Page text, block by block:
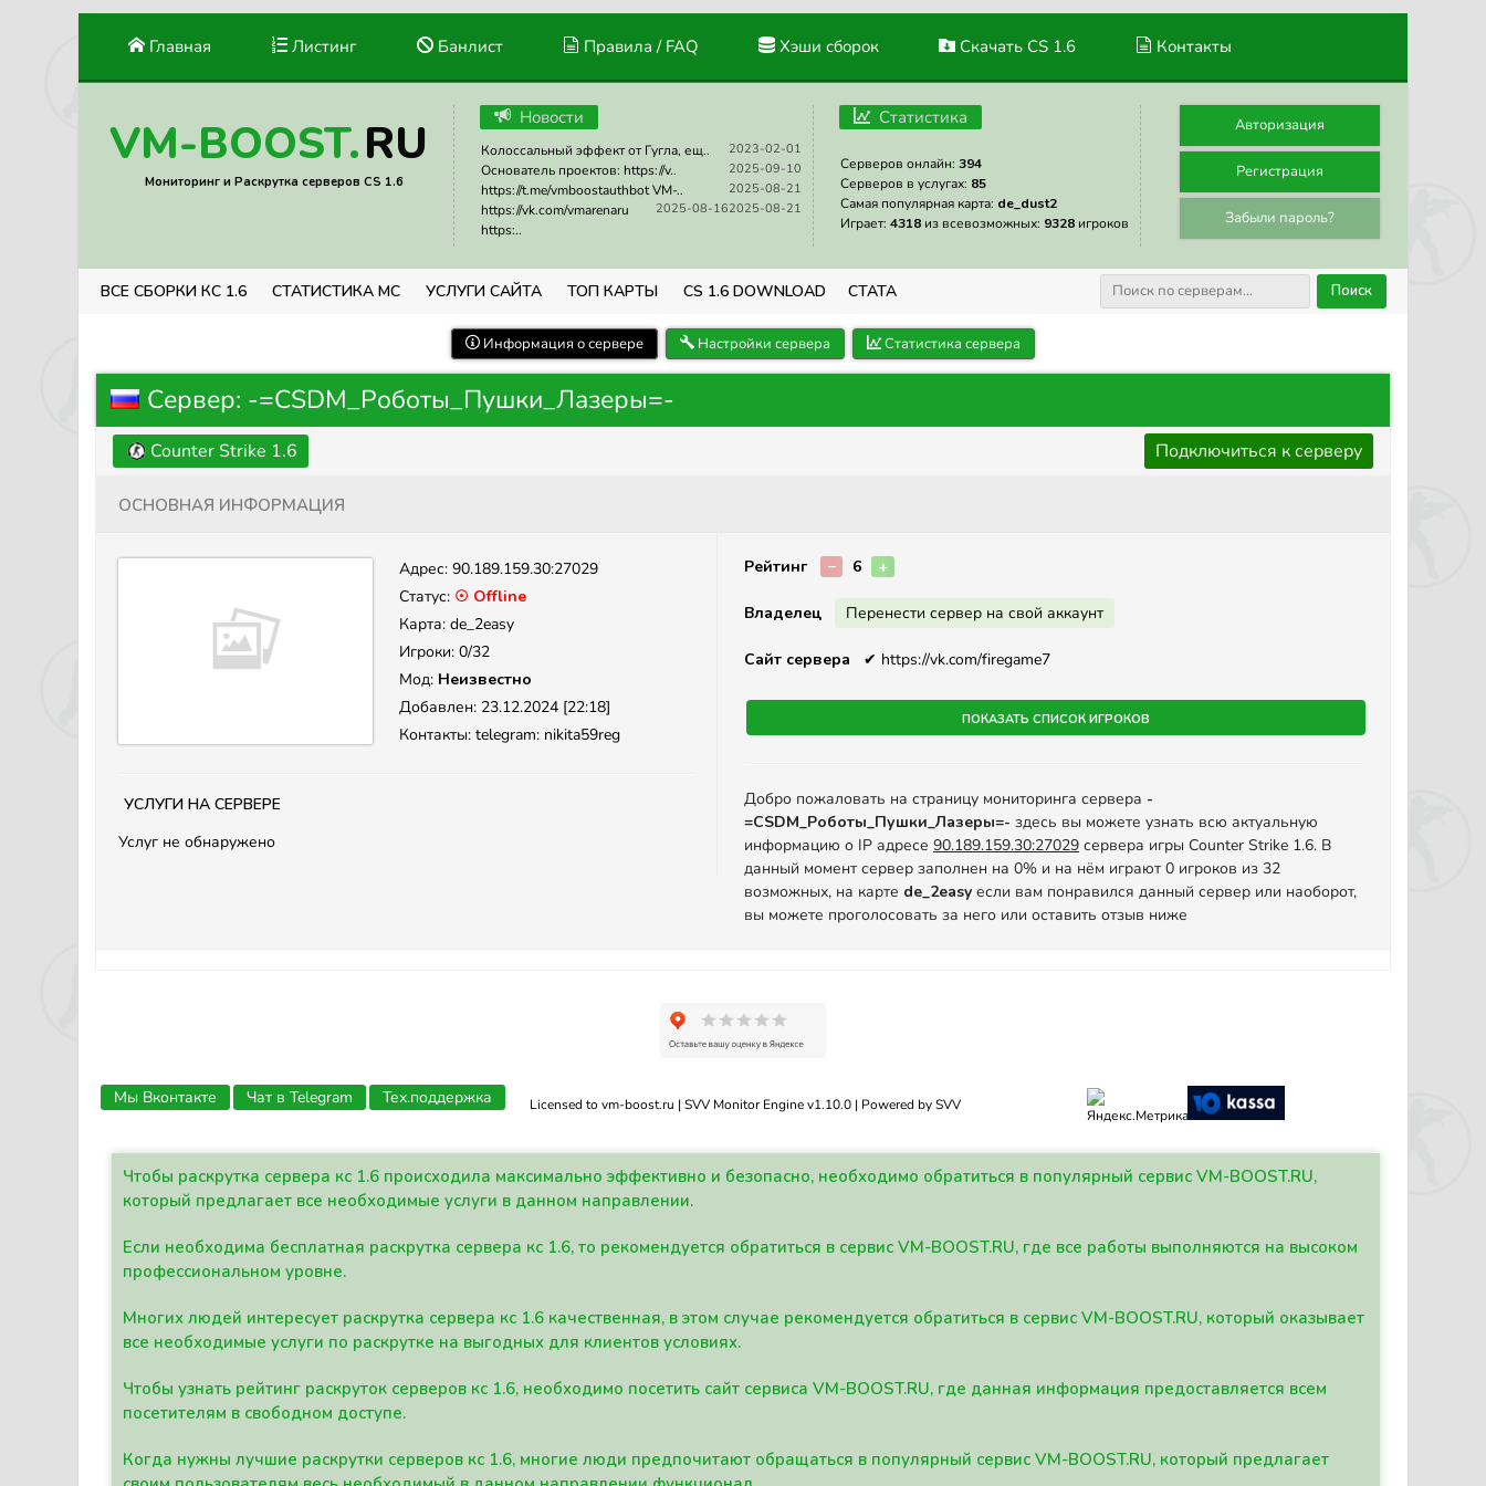
Главная Листинг Банлист Правила / FAQ Хэши сборок Скачать CS 1.6 Контакты
VM-BOOST.RU
Мониторинг и Раскрутка серверов CS 1.6
Новости
2023-02-01
Колоссальный эффект от Гугла, ещ..
2025-09-10
Основатель проектов: https://v..
2025-08-21
https://t.me/vmboostauthbot VM-..
2025-08-21
2025-08-16
https://vk.com/vmarenaru
https:..
Статистика
Серверов онлайн: 394
Серверов в услугах: 85
Самая популярная карта: de_dust2
Играет: 4318 из всевозможных: 9328 игроков
Авторизация
Регистрация
Забыли пароль?
ВСЕ СБОРКИ КС 1.6 СТАТИСТИКА МС УСЛУГИ САЙТА ТОП КАРТЫ CS 1.6 DOWNLOAD СТАТА Поиск
Информация о сервере Настройки сервера Статистика сервера
Сервер: -=CSDM_Роботы_Пушки_Лазеры=-
Counter Strike 1.6 Подключиться к серверу
Основная информация
Адрес: 90.189.159.30:27029
Статус: ☉ Offline
Карта: de_2easy
Игроки: 0/32
Мод: Неизвестно
Добавлен: 23.12.2024 [22:18]
Контакты: telegram: nikita59reg
Услуги на сервере
Услуг не обнаружено
Рейтинг − 6 +
Владелец Перенести сервер на свой аккаунт
Сайт сервера ✔ https://vk.com/firegame7
Показать список игроков
Добро пожаловать на страницу мониторинга сервера -
=CSDM_Роботы_Пушки_Лазеры=- здесь вы можете узнать всю актуальную
информацию о IP адресе 90.189.159.30:27029 сервера игры Counter Strike 1.6. В
данный момент сервер заполнен на 0% и на нём играют 0 игроков из 32
возможных, на карте de_2easy если вам понравился данный сервер или наоборот,
вы можете проголосовать за него или оставить отзыв ниже
Licensed to vm-boost.ru | SVV Monitor Engine v1.10.0 | Powered by SVV
Мы Вконтакте Чат в Telegram Тех.поддержка
Чтобы раскрутка сервера кс 1.6 происходила максимально эффективно и безопасно, необходимо обратиться в популярный сервис VM-BOOST.RU,
который предлагает все необходимые услуги в данном направлении.
Если необходима бесплатная раскрутка сервера кс 1.6, то рекомендуется обратиться в сервис VM-BOOST.RU, где все работы выполняются на высоком
профессиональном уровне.
Многих людей интересует раскрутка сервера кс 1.6 качественная, в этом случае рекомендуется обратиться в сервис VM-BOOST.RU, который оказывает
все необходимые услуги по раскрутке на выгодных для клиентов условиях.
Чтобы узнать рейтинг раскруток серверов кс 1.6, необходимо посетить сайт сервиса VM-BOOST.RU, где данная информация предоставляется всем
посетителям в свободном доступе.
Когда нужны лучшие раскрутки серверов кс 1.6, многие люди предпочитают обращаться в популярный сервис VM-BOOST.RU, который предлагает